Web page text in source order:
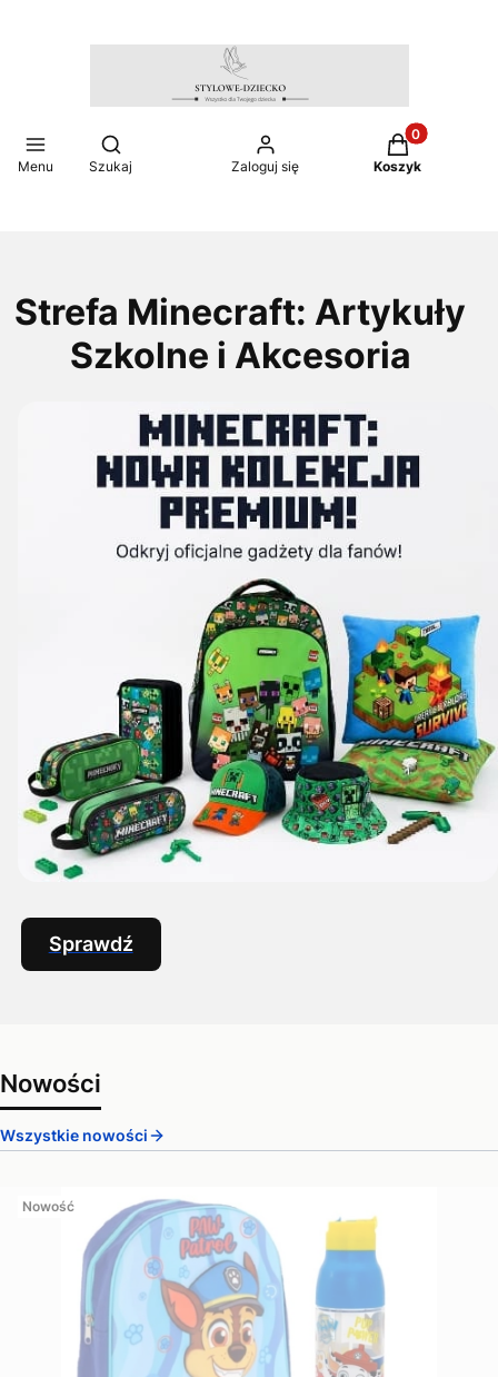
Menu
Otwórz wyszukiwarkę
Szukaj Zaloguj się
Produkty w
Koszyk
Strefa Minecraft: Artykuły
Szkolne i Akcesoria
Sprawdź
Nowości
Wszystkie nowości
Nowość